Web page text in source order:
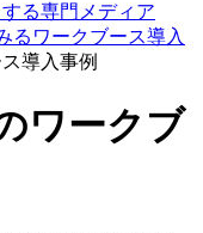
る専門メディア
るワークブース導入
導入事例
ワークブ